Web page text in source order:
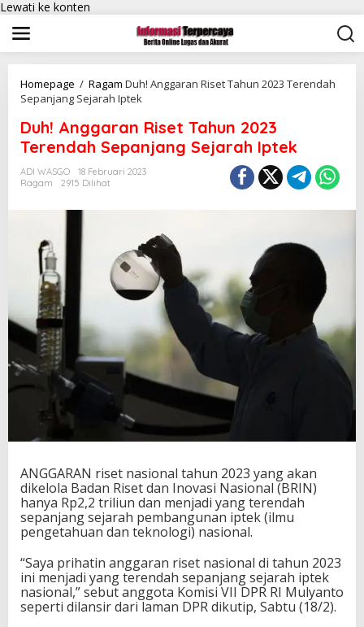
Lewati ke konten
Homepage / Ragam Duh! Anggaran Riset Tahun 2023 Terendah
Sepanjang Sejarah Iptek
Duh! Anggaran Riset Tahun 2023
Terendah Sepanjang Sejarah Iptek
ADI WASGO
18 Februari 2023
Ragam
2915 Dilihat
ANGGARAN riset nasional tahun 2023 yang akan
dikelola Badan Riset dan Inovasi Nasional (BRIN)
hanya Rp2,2 triliun dan menjadi yang terendah
sepanjang sejarah pembangunan iptek (ilmu
pengetahuan dan teknologi) nasional.
“Saya prihatin anggaran riset nasional di tahun 2023
ini menjadi yang terendah sepanjang sejarah iptek
nasional,” sebut anggota Komisi VII DPR RI Mulyanto
seperti dilansir dari laman DPR dikutip, Sabtu (18/2).